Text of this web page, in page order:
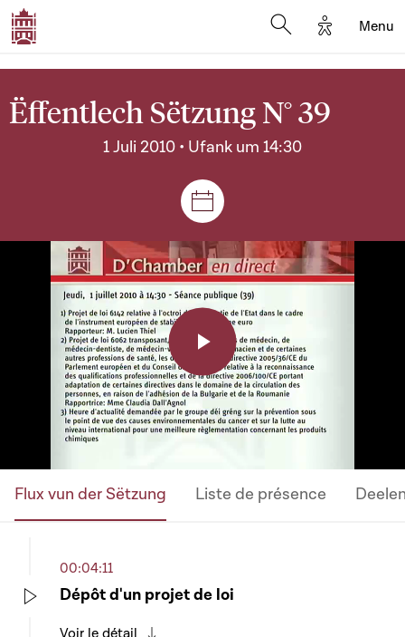
Options
Menu
Ëffentlech Sëtzung N° 39
1 Juli 2010 • Ufank um 14:30
Sëtzungen a Reuniounen
Play
Video
Flux vun der Sëtzung Liste de présence
00:04:11
Dépôt d'un projet de loi
Voir le détail